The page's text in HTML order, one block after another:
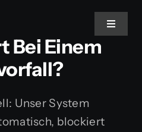
Toggle
Bei Einem
Unser System
blockiert